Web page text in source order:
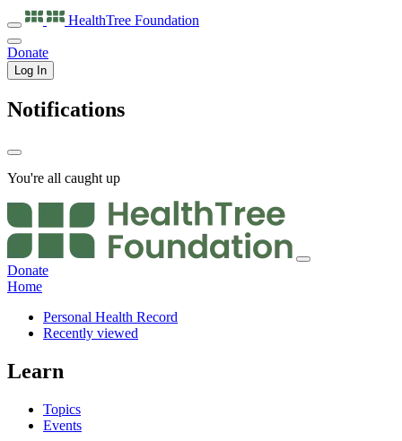
HealthTree Foundation
Donate
Log In
Notifications
You're all caught up
Donate
Home
Personal Health Record
Recently viewed
Learn
Topics
Events